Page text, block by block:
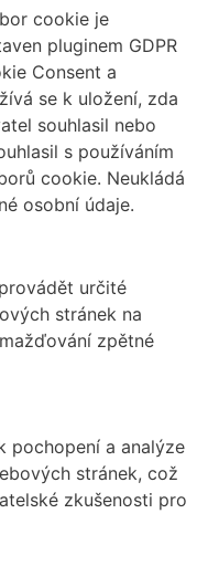
cookie je
pluginem GDPR
Consent a
se k uložení, zda
souhlasil nebo
s používáním
cookie. Neukládá
osobní údaje.
určité
stránek na
zpětné
pochopení a analýze
stránek, což
zkušenosti pro